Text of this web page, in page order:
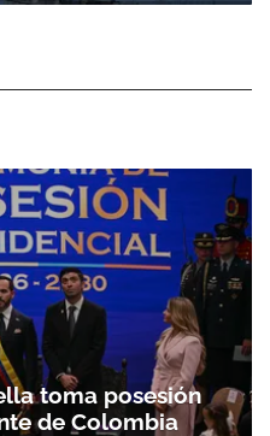
toma posesión
de Colombia